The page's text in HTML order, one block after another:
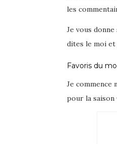
les
Je vous
dites le moi et
Favoris du
Je commence
pour la saison